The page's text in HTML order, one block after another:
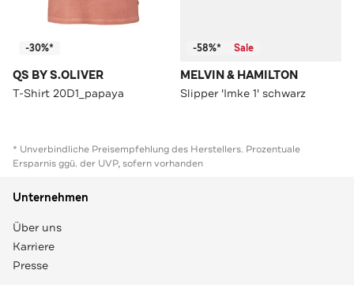
-30%*
QS BY S.OLIVER
T-Shirt 20D1_papaya
-58%* Sale
MELVIN & HAMILTON
Slipper 'Imke 1' schwarz
* Unverbindliche Preisempfehlung des Herstellers. Prozentuale
Ersparnis ggü. der UVP, sofern vorhanden
Unternehmen
Über uns
Karriere
Presse